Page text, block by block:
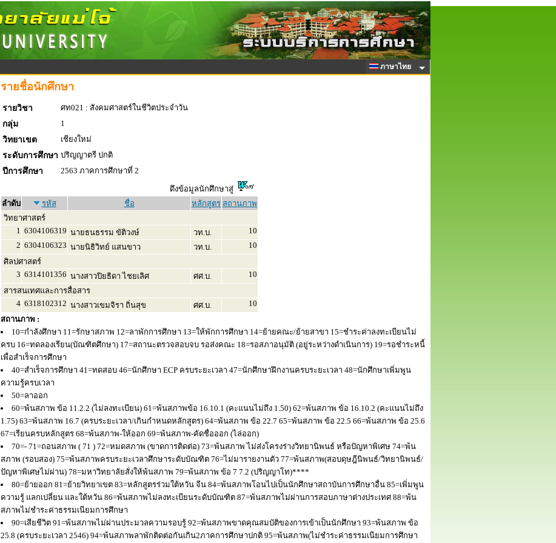
ภาษาไทย
รายชื่อนักศึกษา
รายวิชา
ศท021 : สังคมศาสตร์ในชีวิตประจำวัน
กลุ่ม
1
วิทยาเขต
เชียงใหม่
ระดับการศึกษา ปริญญาตรี ปกติ
ปีการศึกษา
2563 ภาคการศึกษาที่ 2
ดึงข้อมูลนักศึกษาสู่
ลำดับ
รหัส ชื่อ หลักสูตร สถานภาพ
วิทยาศาสตร์
1 6304106319 นายธนธรรม ขัติวงษ์ วท.บ.
10
2 6304106323 นายนิธิวิทย์ แสนขาว วท.บ.
10
ศิลปศาสตร์
3 6314101356 นางสาวปิยธิดา ไชยเลิศ ศศ.บ.
10
สารสนเทศและการสื่อสาร
4 6318102312 นางสาวเขมจิรา ถิ่นสุข ศศ.บ.
10
สถานภาพ :
10=กำลังศึกษา 11=รักษาสภาพ 12=ลาพักการศึกษา 13=ให้พักการศึกษา 14=ย้ายคณะ/ย้ายสาขา 15=ชำระค่าลงทะเบียนไม่
ครบ 16=ทดลองเรียน(บัณฑิตศึกษา) 17=สถานะตรวจสอบจบ รอส่งคณะ 18=รอสภาอนุมัติ (อยู่ระหว่างดำเนินการ) 19=รอชำระหนี้
เพื่อสำเร็จการศึกษา
40=สำเร็จการศึกษา 41=ทดสอบ 46=นักศึกษา ECP ครบระยะเวลา 47=นักศึกษาฝึกงานครบระยะเวลา 48=นักศึกษาเพิ่มพูน
ความรู้ครบเวลา
50=ลาออก
60=พ้นสภาพ ข้อ 11.2.2 (ไม่ลงทะเบียน) 61=พ้นสภาพข้อ 16.10.1 (คะแนนไม่ถึง 1.50) 62=พ้นสภาพ ข้อ 16.10.2 (คะแนนไม่ถึง
1.75) 63=พ้นสภาพ 16.7 (ครบระยะเวลา/เกินกำหนดหลักสูตร) 64=พ้นสภาพ ข้อ 22.7 65=พ้นสภาพ ข้อ 22.5 66=พ้นสภาพ ข้อ 25.6
67=เรียนครบหลักสูตร 68=พ้นสภาพ-ให้ออก 69=พ้นสภาพ-คัดชื่อออก (ไล่ออก)
70=- 71=ถอนสภาพ ( 71 ) 72=หมดสภาพ (ขาดการติดต่อ) 73=พ้นสภาพ ไม่ส่งโครงร่างวิทยานิพนธ์ หรือปัญหาพิเศษ 74=พ้น
สภาพ (รอบสอง) 75=พ้นสภาพครบระยะเวลาศึกษาระดับบัณฑิต 76=ไม่มารายงานตัว 77=พ้นสภาพ(สอบดุษฎีนิพนธ์/วิทยานิพนธ์/
ปัญหาพิเศษไม่ผ่าน) 78=มหาวิทยาลัยสั่งให้พ้นสภาพ 79=พ้นสภาพ ข้อ 7 7.2 (ปริญญาโท)****
80=ย้ายออก 81=ย้ายวิทยาเขต 83=หลักสูตรร่วมใต้หวัน จีน 84=พ้นสภาพโอนไปเป็นนักศึกษาสถาบันการศึกษาอื่น 85=เพิ่มพูน
ความรู้ แลกเปลี่ยน และใต้หวัน 86=พ้นสภาพไม่ลงทะเบียนระดับบัณฑิต 87=พ้นสภาพไม่ผ่านการสอบภาษาต่างประเทศ 88=พ้น
สภาพไม่ชำระค่าธรรมเนียมการศึกษา
90=เสียชีวิต 91=พ้นสภาพไม่ผ่านประมวลความรอบรู้ 92=พ้นสภาพขาดคุณสมบัติของการเข้าเป็นนักศึกษา 93=พ้นสภาพ ข้อ
25.8 (ครบระยะเวลา 2546) 94=พ้นสภาพลาพักติดต่อกันเกิน2ภาคการศึกษาปกติ 95=พ้นสภาพ(ไม่ชำระค่าธรรมเนียมการศึกษา